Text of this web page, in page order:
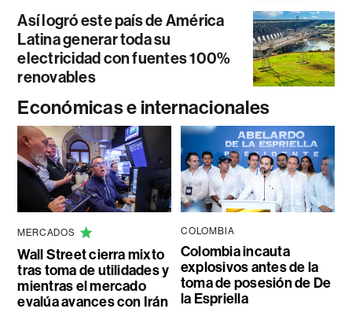
Así logró este país de América
Latina generar toda su
electricidad con fuentes 100%
renovables
Económicas e internacionales
MERCADOS
Wall Street cierra mixto
tras toma de utilidades y
mientras el mercado
evalúa avances con Irán
COLOMBIA
Colombia incauta
explosivos antes de la
toma de posesión de De
la Espriella